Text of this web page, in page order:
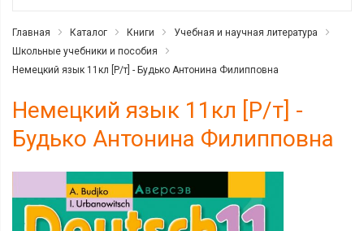
Главная Каталог Книги
Учебная и научная литература
Школьные учебники и пособия
Немецкий язык 11кл [Р/т] - Будько Антонина Филипповна
Немецкий язык 11кл [Р/т] -
Будько Антонина Филипповна